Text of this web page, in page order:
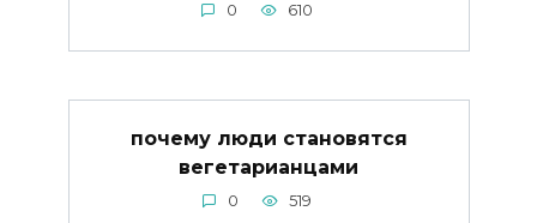
0 610
почему люди становятся
вегетарианцами
0 519